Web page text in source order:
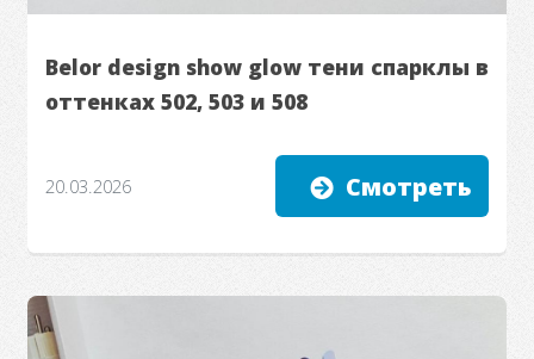
Belor design show glow тени спарклы в
оттенках 502, 503 и 508
20.03.2026 Смотреть